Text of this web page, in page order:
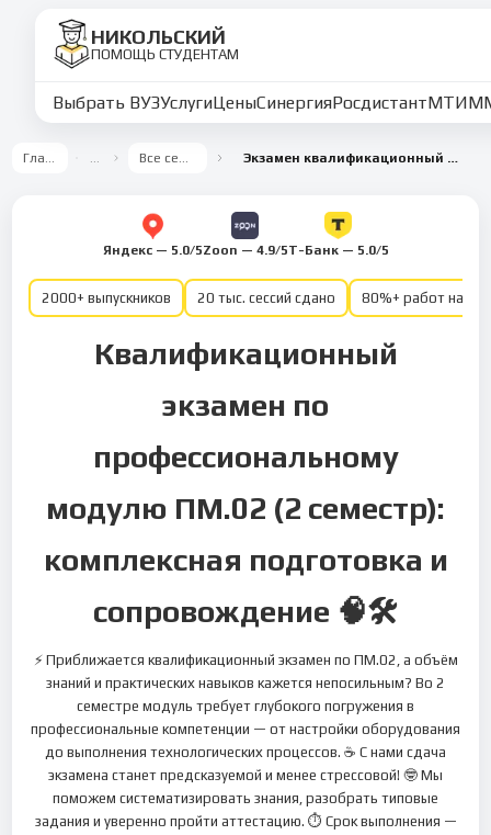
НИКОЛЬСКИЙ
ПОМОЩЬ СТУДЕНТАМ
Выбрать ВУЗУслугиЦеныСинергияРосдистантМТИ
Главная … Все семестры Экзамен квалификационный ПМ.02 2 семестр
Яндекс — 5.0/5Zoon — 4.9/5Т-Банк — 5.0/5
2000+ выпускников 20 тыс. сессий сдано 80%+ работ на
Квалификационный
экзамен по
профессиональному
модулю ПМ.02 (2 семестр):
комплексная подготовка и
сопровождение 🧠🛠
⚡ Приближается квалификационный экзамен по ПМ.02, а объём
знаний и практических навыков кажется непосильным? Во 2
семестре модуль требует глубокого погружения в
профессиональные компетенции — от настройки оборудования
до выполнения технологических процессов. ☕ С нами сдача
экзамена станет предсказуемой и менее стрессовой! 🤓 Мы
поможем систематизировать знания, разобрать типовые
задания и уверенно пройти аттестацию. ⏱ Срок выполнения —